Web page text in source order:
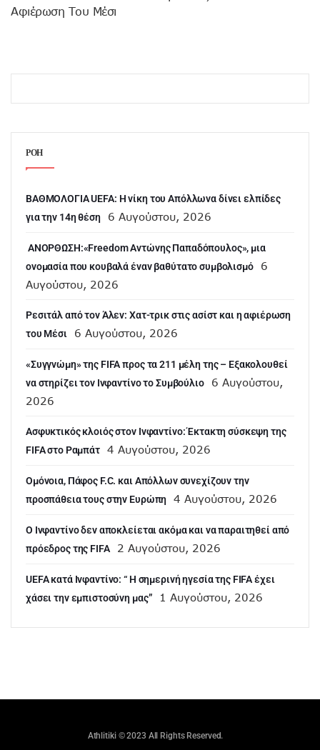
Αφιέρωση Του Μέσι
ΡΟΗ
ΒΑΘΜΟΛΟΓΙΑ UEFA: Η νίκη του Απόλλωνα δίνει ελπίδες
για την 14η θέση
6 Αυγούστου, 2026
ANOΡΘΩΣΗ:«Freedom Αντώνης Παπαδόπουλος», μια
ονομασία που κουβαλά έναν βαθύτατο συμβολισμό
6
Αυγούστου, 2026
Ρεσιτάλ από τον Άλεν: Χατ-τρικ στις ασίστ και η αφιέρωση
του Μέσι
6 Αυγούστου, 2026
«Συγγνώμη» της FIFA προς τα 211 μέλη της – Εξακολουθεί
να στηρίζει τον Ινφαντίνο το Συμβούλιο
6 Αυγούστου,
2026
Ασφυκτικός κλοιός στον Ινφαντίνο: Έκτακτη σύσκεψη της
FIFA στο Ραμπάτ
4 Αυγούστου, 2026
Ομόνοια, Πάφος F.C. και Απόλλων συνεχίζουν την
προσπάθεια τους στην Ευρώπη
4 Αυγούστου, 2026
Ο Ινφαντίνο δεν αποκλείεται ακόμα και να παραιτηθεί από
πρόεδρος της FIFA
2 Αυγούστου, 2026
UEFA κατά Ινφαντίνο: “ H σημερινή ηγεσία της FIFA έχει
χάσει την εμπιστοσύνη μας”
1 Αυγούστου, 2026
Athlitiki © 2023 All Rights Reserved.